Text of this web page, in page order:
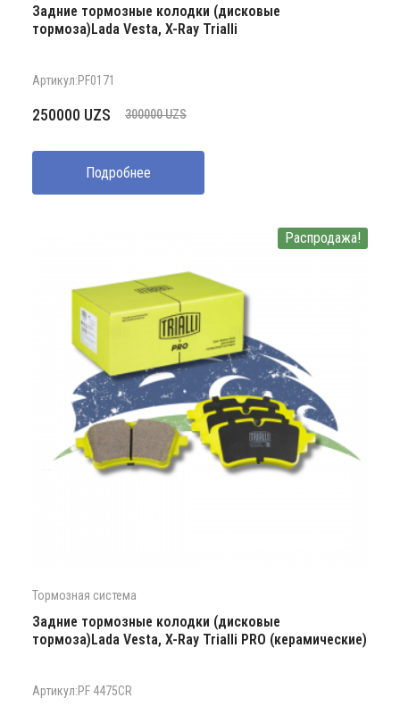
Задние тормозные колодки (дисковые
тормоза)Lada Vesta, X-Ray Trialli
Артикул:PF0171
300000UZS
Первоначальная
составляла
300000 UZS.
250000 UZS
Текущая
250000 UZS.
Подробнее
Распродажа!
Тормозная система
Задние тормозные колодки (дисковые
тормоза)Lada Vesta, X-Ray Trialli PRO (керамические)
Артикул:PF 4475CR